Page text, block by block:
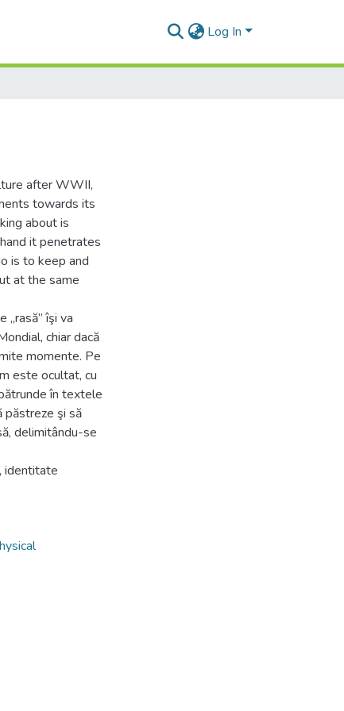
Log In
after WWII,
towards its
about is
it penetrates
is to keep and
at the same
„rasă” îşi va
chiar dacă
momente. Pe
este ocultat, cu
în textele
păstreze şi să
delimitându-se
identitate